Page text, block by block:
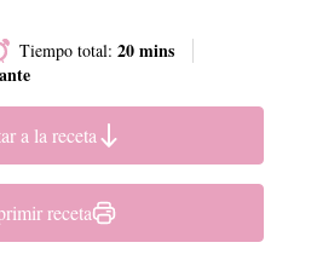
Tiempo total: 20 mins
a la receta
receta